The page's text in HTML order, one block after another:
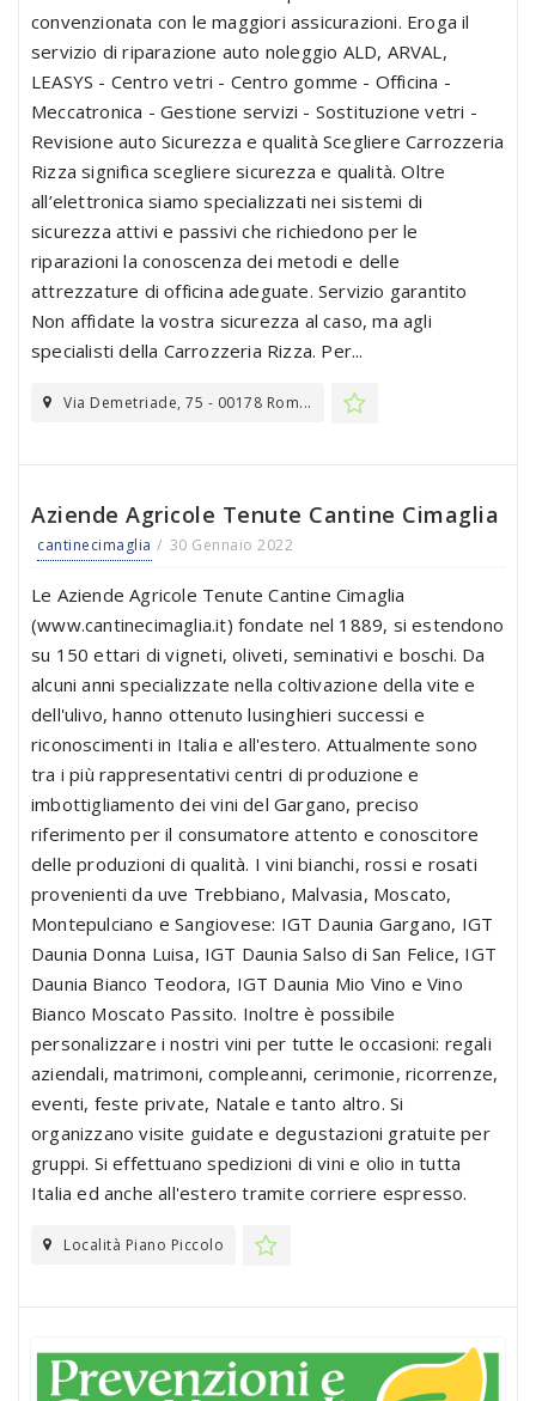
convenzionata con le maggiori assicurazioni. Eroga il
servizio di riparazione auto noleggio ALD, ARVAL,
LEASYS - Centro vetri - Centro gomme - Officina -
Meccatronica - Gestione servizi - Sostituzione vetri -
Revisione auto Sicurezza e qualità Scegliere Carrozzeria
Rizza significa scegliere sicurezza e qualità. Oltre
all’elettronica siamo specializzati nei sistemi di
sicurezza attivi e passivi che richiedono per le
riparazioni la conoscenza dei metodi e delle
attrezzature di officina adeguate. Servizio garantito
Non affidate la vostra sicurezza al caso, ma agli
specialisti della Carrozzeria Rizza. Per...
Via Demetriade, 75 - 00178 Rom...
Aziende Agricole Tenute Cantine Cimaglia
cantinecimaglia 30 Gennaio 2022
Le Aziende Agricole Tenute Cantine Cimaglia
(www.cantinecimaglia.it) fondate nel 1889, si estendono
su 150 ettari di vigneti, oliveti, seminativi e boschi. Da
alcuni anni specializzate nella coltivazione della vite e
dell'ulivo, hanno ottenuto lusinghieri successi e
riconoscimenti in Italia e all'estero. Attualmente sono
tra i più rappresentativi centri di produzione e
imbottigliamento dei vini del Gargano, preciso
riferimento per il consumatore attento e conoscitore
delle produzioni di qualità. I vini bianchi, rossi e rosati
provenienti da uve Trebbiano, Malvasia, Moscato,
Montepulciano e Sangiovese: IGT Daunia Gargano, IGT
Daunia Donna Luisa, IGT Daunia Salso di San Felice, IGT
Daunia Bianco Teodora, IGT Daunia Mio Vino e Vino
Bianco Moscato Passito. Inoltre è possibile
personalizzare i nostri vini per tutte le occasioni: regali
aziendali, matrimoni, compleanni, cerimonie, ricorrenze,
eventi, feste private, Natale e tanto altro. Si
organizzano visite guidate e degustazioni gratuite per
gruppi. Si effettuano spedizioni di vini e olio in tutta
Italia ed anche all'estero tramite corriere espresso.
Località Piano Piccolo